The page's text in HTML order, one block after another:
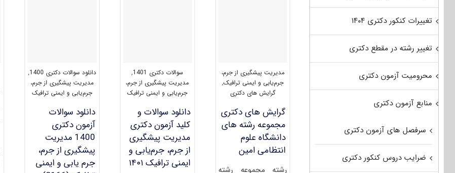
مدیریت پیشگیری از جرم،
جرم‌یابی و ایمنی ترافیک,
گرایش های دکتری
گرایش های دکتری
مجموعه رشته های
دانشگاه علوم
انتظامی امین
رشته مجموعه رشته
سوالات دکتری 1401
,
مدیریت پیشگیری از جرم،
جرم‌یابی و ایمنی ترافیک
دانلود سوالات و
کلید آزمون دکتری
مدیریت پیشگیری
از جرم، جرم‌یابی و
ایمنی ترافیک ۱۴۰۱
دانلود سوالات دکتری 1400
,
مدیریت پیشگیری از جرم،
جرم‌یابی و ایمنی ترافیک
دانلود سوالات
آزمون دکتری
1400 مدیریت
پیشگیری از جرم،
جرم ‌یابی و ایمنی
تغییرات کنکور دکتری ۱۴۰۴
تغییر رشته در مقطع دکتری
محرومیت آزمون دکتری
منابع آزمون دکتری
سرفصل های آزمون دکتری
ضرایب دروس کنکور دکتری